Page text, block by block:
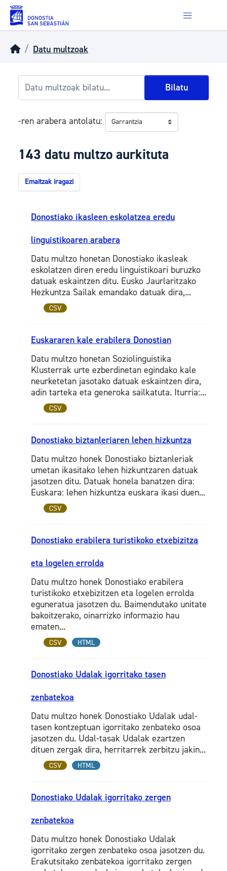
Skip to main content
Datu multzoak
Bilatu
-ren arabera antolatu
143 datu multzo aurkituta
Emaitzak iragazi
Donostiako ikasleen eskolatzea eredu
linguistikoaren arabera
Datu multzo honetan Donostiako ikasleak
eskolatzen diren eredu linguistikoari buruzko
datuak eskaintzen ditu. Eusko Jaurlaritzako
Hezkuntza Sailak emandako datuak dira,...
CSV
Euskararen kale erabilera Donostian
Datu multzo honetan Soziolinguistika
Klusterrak urte ezberdinetan egindako kale
neurketetan jasotako datuak eskaintzen dira,
adin tarteka eta generoka sailkatuta. Iturria:...
CSV
Donostiako biztanleriaren lehen hizkuntza
Datu multzo honek Donostiako biztanleriak
umetan ikasitako lehen hizkuntzaren datuak
jasotzen ditu. Datuak honela banatzen dira:
Euskara: lehen hizkuntza euskara ikasi duen...
CSV
Donostiako erabilera turistikoko etxebizitza
eta logelen errolda
Datu multzo honek Donostiako erabilera
turistikoko etxebizitzen eta logelen errolda
eguneratua jasotzen du. Baimendutako unitate
bakoitzerako, oinarrizko informazio hau
ematen...
CSV HTML
Donostiako Udalak igorritako tasen
zenbatekoa
Datu multzo honek Donostiako Udalak udal-
tasen kontzeptuan igorritako zenbateko osoa
jasotzen du. Udal-tasak Udalak ezartzen
dituen zergak dira, herritarrek zerbitzu jakin...
CSV HTML
Donostiako Udalak igorritako zergen
zenbatekoa
Datu multzo honek Donostiako Udalak
igorritako zergen zenbateko osoa jasotzen du.
Erakutsitako zenbatekoa igorritako zergen